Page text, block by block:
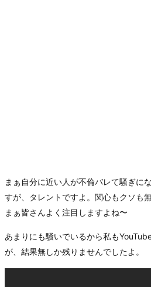
まぁ自分に近い人が不倫バレて騒ぎに
すが、タレントですよ。関心もクソも
まぁ皆さんよく注目しますよね〜
あまりにも騒いでいるから私も
が、結果無しか残りませんでしたよ。